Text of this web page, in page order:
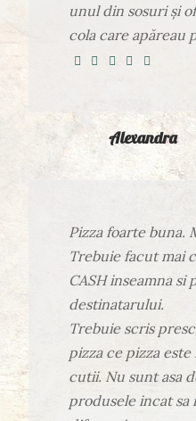
unul din sosuri și
cola care apăreau
Alexandra
Pizza foarte buna.
Trebuie facut mai
CASH inseamna si
destinatarului.
Trebuie scris
pizza ce pizza
cutii. Nu sunt asa
produsele incat sa